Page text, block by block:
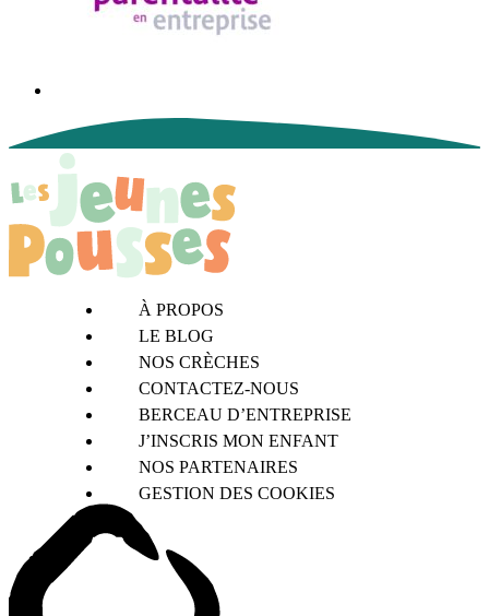
À PROPOS
LE BLOG
NOS CRÈCHES
CONTACTEZ-NOUS
BERCEAU D’ENTREPRISE
J’INSCRIS MON ENFANT
NOS PARTENAIRES
GESTION DES COOKIES